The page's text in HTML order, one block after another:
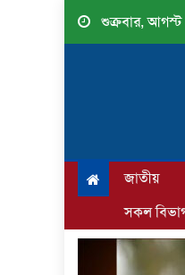
Skip
শুক্রবার, আগস্ট
জাতীয়
সকল